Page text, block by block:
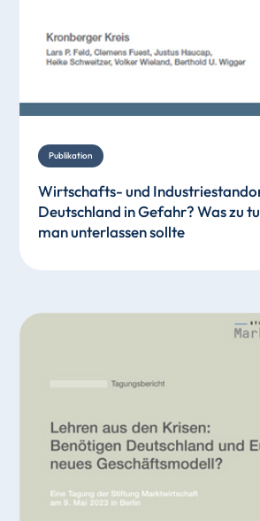
Publikation
Wirtschafts- und
Deutschland in Gefahr? Was zu
man unterlassen sollte